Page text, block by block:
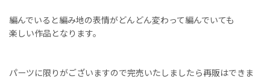
編んでいると編み地の表情がどんどん変わって編んでいても
楽しい作品となります。
パーツに限りがございますので完売いたしましたら再販はできま